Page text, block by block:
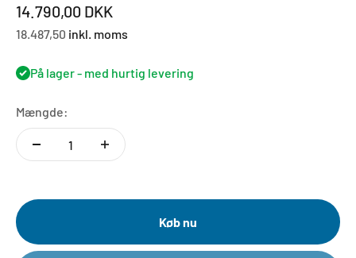
Salgspris
14.790,00 DKK
18.487,50 inkl. moms
På lager - med hurtig levering
Mængde:
Køb nu